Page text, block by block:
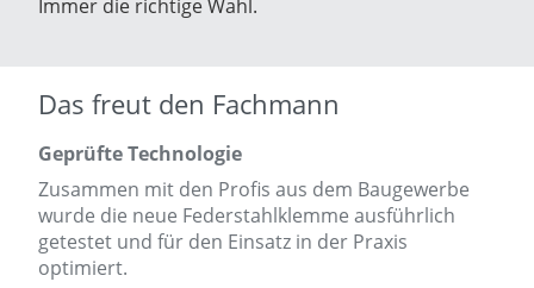
Immer die richtige Wahl.
Das freut den Fachmann
Geprüfte Technologie
Zusammen mit den Profis aus dem Baugewerbe
wurde die neue Federstahlklemme ausführlich
getestet und für den Einsatz in der Praxis
optimiert.